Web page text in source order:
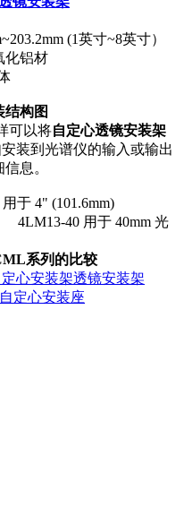
(1英寸~8英寸）
化铝材
结构图
可以将自定心透镜安装架
装到光谱仪的输入或输出
息。
用于 4" (101.6mm)
4LM13-40 用于 40mm 光
系列的比较
定心安装架透镜安装架
自定心安装座